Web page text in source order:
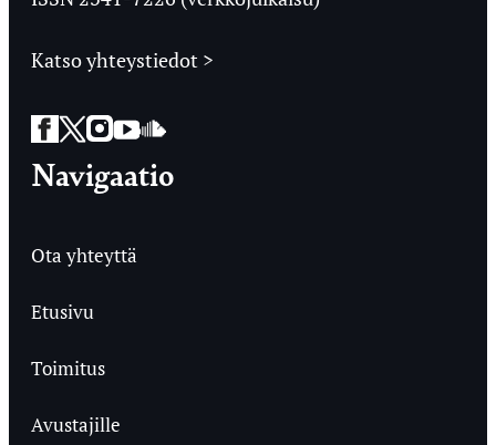
Katso yhteystiedot >
Facebook
Twitter
Instagram
YouTube
SoundCloud
Navigaatio
Ota yhteyttä
Etusivu
Toimitus
Avustajille